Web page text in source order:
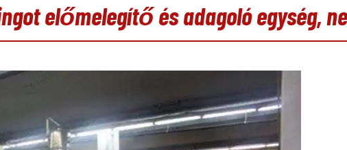
előmelegítő és adagoló egység,